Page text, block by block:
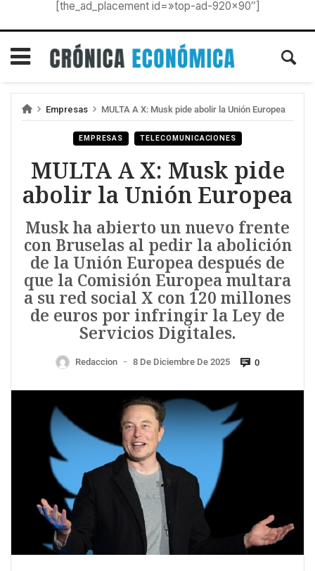
[the_ad_placement id=»top-ad-920×90″]
Empresas MULTA A X: Musk pide abolir la Unión Europea
EMPRESAS TELECOMUNICACIONES
MULTA A X: Musk pide
abolir la Unión Europea
Musk ha abierto un nuevo frente
con Bruselas al pedir la abolición
de la Unión Europea después de
que la Comisión Europea multara
a su red social X con 120 millones
de euros por infringir la Ley de
Servicios Digitales.
Redaccion — 8 De Diciembre De 2025 0